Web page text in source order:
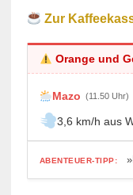
Zur
Orange und
Mazo (11.50 Uhr)
3,6 km/h aus
ABENTEUER-TIPP: